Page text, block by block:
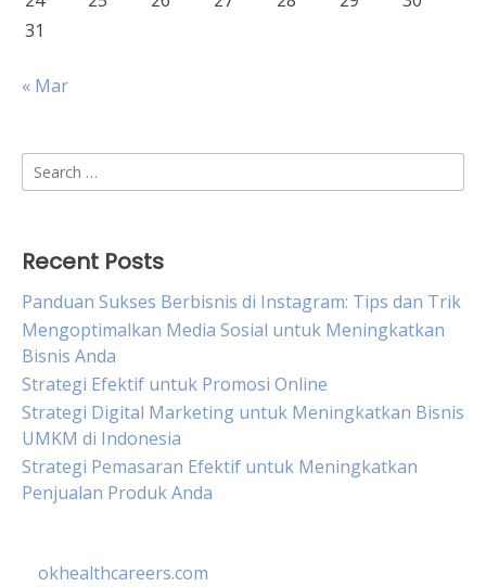
31
« Mar
Search
for:
Recent Posts
Panduan Sukses Berbisnis di Instagram: Tips dan Trik
Mengoptimalkan Media Sosial untuk Meningkatkan
Bisnis Anda
Strategi Efektif untuk Promosi Online
Strategi Digital Marketing untuk Meningkatkan Bisnis
UMKM di Indonesia
Strategi Pemasaran Efektif untuk Meningkatkan
Penjualan Produk Anda
okhealthcareers.com